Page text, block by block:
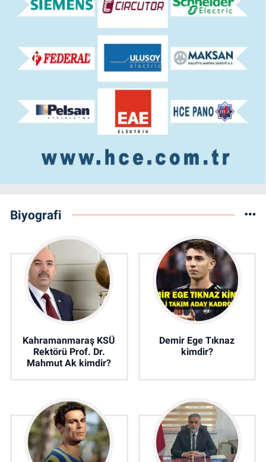
Biyografi
Kahramanmaraş KSÜ
Rektörü Prof. Dr.
Mahmut Ak kimdir?
Demir Ege Tıknaz
kimdir?